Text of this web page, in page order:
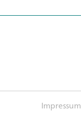
Impressum